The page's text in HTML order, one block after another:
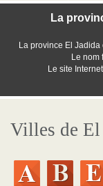
La
La province El
Le nom
Le site
Villes de El